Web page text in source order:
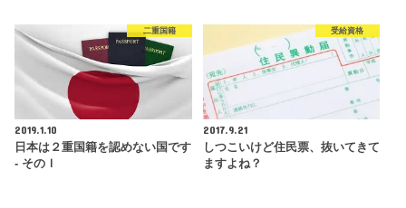
二重国籍
2019.1.10
日本は２重国籍を認めない国です
- そのＩ
受給資格
2017.9.21
しつこいけど住民票、抜いてきて
ますよね？